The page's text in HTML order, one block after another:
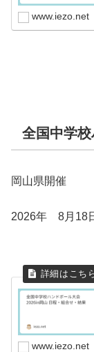
www.iezo.net
全国中学
岡山県開催
2026年 8月18
www.iezo.net